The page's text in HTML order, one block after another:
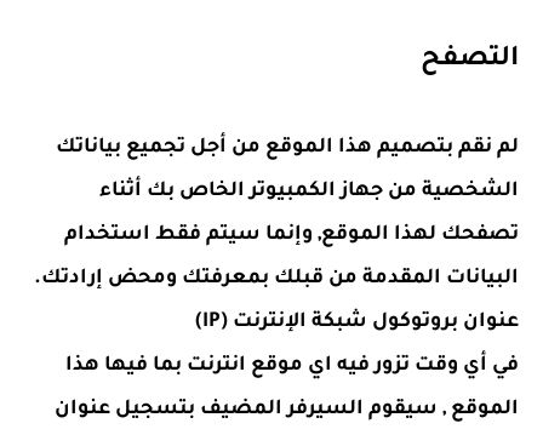
التصفح
لم نقم بتصميم هذا الموقع من أجل تجميع بياناتك
الشخصية من جهاز الكمبيوتر الخاص بك أثناء
تصفحك لهذا الموقع, وإنما سيتم فقط استخدام
البيانات المقدمة من قبلك بمعرفتك ومحض إرادتك.
عنوان بروتوكول شبكة الإنترنت (IP)
في أي وقت تزور فيه اي موقع انترنت بما فيها هذا
الموقع , سيقوم السيرفر المضيف بتسجيل عنوان